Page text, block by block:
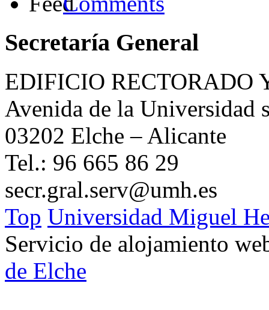
Secretaría General
EDIFICIO RECTORADO
Avenida de la Universidad
03202 Elche – Alicante
Tel.: 96 665 86 29
secr.gral.serv@umh.es
Top Universidad Miguel
Servicio de alojamiento
de Elche